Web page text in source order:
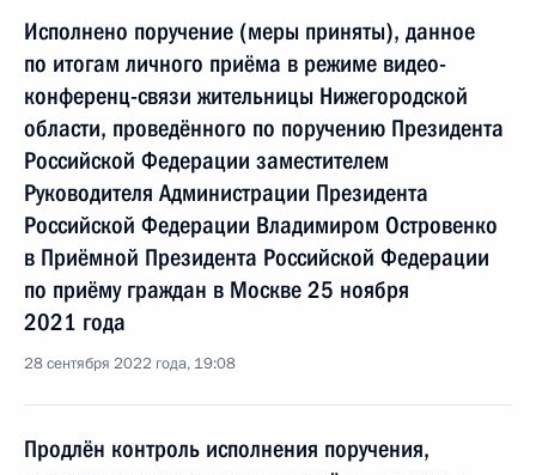
Исполнено поручение (меры приняты), данное
по итогам личного приёма в режиме видео-
конференц-связи жительницы Нижегородской
области, проведённого по поручению Президента
Российской Федерации заместителем
Руководителя Администрации Президента
Российской Федерации Владимиром Островенко
в Приёмной Президента Российской Федерации
по приёму граждан в Москве 25 ноября
2021 года
28 сентября 2022 года, 19:08
Продлён контроль исполнения поручения,